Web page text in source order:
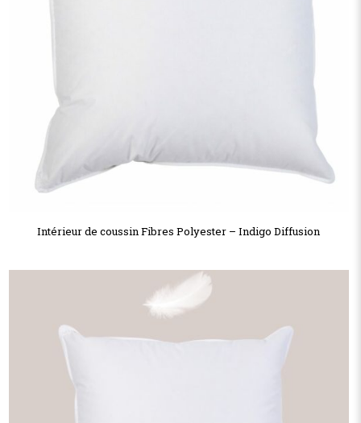
Intérieur de coussin Fibres Polyester – Indigo Diffusion